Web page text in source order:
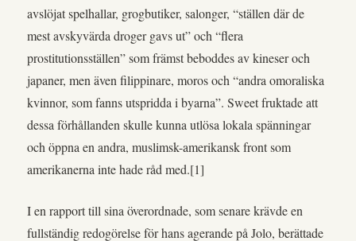
avslöjat spelhallar, grogbutiker, salonger, “ställen där de
mest avskyvärda droger gavs ut” och “flera
prostitutionsställen” som främst beboddes av kineser och
japaner, men även filippinare, moros och “andra omoraliska
kvinnor, som fanns utspridda i byarna”. Sweet fruktade att
dessa förhållanden skulle kunna utlösa lokala spänningar
och öppna en andra, muslimsk-amerikansk front som
amerikanerna inte hade råd med.[1]
I en rapport till sina överordnade, som senare krävde en
fullständig redogörelse för hans agerande på Jolo, berättade